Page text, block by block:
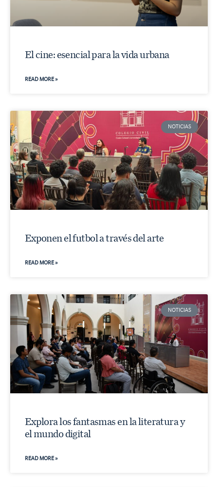
El cine: esencial para la vida urbana
READ MORE »
NOTICIAS
Exponen el futbol a través del arte
READ MORE »
NOTICIAS
Explora los fantasmas en la literatura y
el mundo digital
READ MORE »